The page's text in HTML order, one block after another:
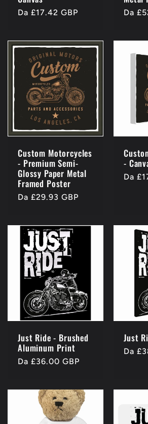
Prezzo
Da £17.42 GBP Da
Custom Motorcycles
- Premium Semi-
Glossy Paper Metal
Framed Poster
Prezzo
Da £29.93 GBP
-
Da
Just Ride - Brushed
Aluminum Print
Prezzo
Da £36.00 GBP
Just
Da